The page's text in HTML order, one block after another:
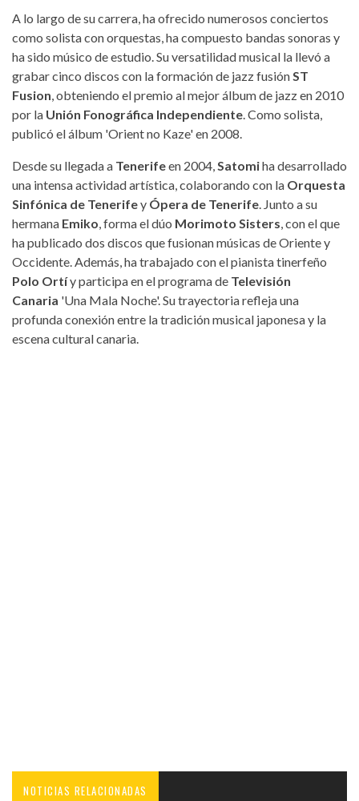
A lo largo de su carrera, ha ofrecido numerosos conciertos
como solista con orquestas, ha compuesto bandas sonoras y
ha sido músico de estudio. Su versatilidad musical la llevó a
grabar cinco discos con la formación de jazz fusiónST
Fusion, obteniendo el premio al mejor álbum de jazz en 2010
por la Unión Fonográfica Independiente. Como solista,
publicó el álbum 'Orient no Kaze' en 2008.
Desde su llegada a Tenerifeen 2004,Satomiha desarrollado
una intensa actividad artística, colaborando con la Orquesta
Sinfónica de Tenerifey Ópera de Tenerife. Junto a su
hermana Emiko, forma el dúo Morimoto Sisters, con el que
ha publicado dos discos que fusionan músicas de Oriente y
Occidente. Además, ha trabajado con el pianista tinerfeño
Polo Ortíy participa en el programa de Televisión
Canaria 'Una Mala Noche'. Su trayectoria refleja una
profunda conexión entre la tradición musical japonesa y la
escena cultural canaria.
NOTICIAS RELACIONADAS